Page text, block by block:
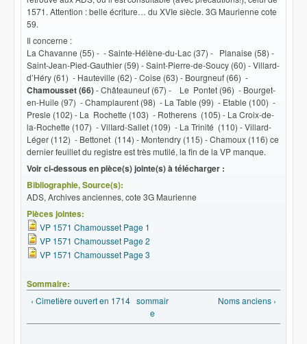
1571. Attention : belle écriture… du XVIe siècle. 3G Maurienne cote
59.
Il concerne :
La Chavanne (55) - - Sainte-Hélène-du-Lac (37) - Planaise (58) -
Saint-Jean-Pied-Gauthier (59) - Saint-Pierre-de-Soucy (60) - Villard-
d’Héry (61) - Hauteville (62) - Coise (63) - Bourgneuf (66) -
Chamousset (66)- Châteauneuf (67) - Le Pontet (96) - Bourget-
en-Huile (97) - Champlaurent (98) - La Table (99) - Etable (100) -
Presle (102) - La Rochette (103) - Rotherens (105) - La Croix-de-
la-Rochette (107) - VilIard-Sallet (109) - La Trinité (110) - Villard-
Léger (112) - Bettonet (114) - Montendry (115) - Chamoux (116) ce
dernier feuillet du registre est très mutilé, la fin de la VP manque.
Voir ci-dessous en pièce(s) jointe(s) à télécharger :
Bibliographie, Source(s):
ADS, Archives anciennes, cote 3G Maurienne
Pièces jointes:
VP 1571 Chamousset Page 1
VP 1571 Chamousset Page 2
VP 1571 Chamousset Page 3
Sommaire:
‹ Cimetière ouvert en 1714 sommair
e
Noms anciens ›